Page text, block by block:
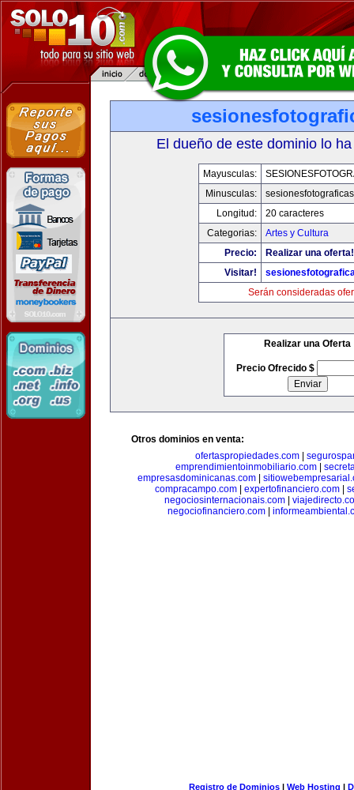
El dueño de este dominio lo
Mayusculas:
Minusculas:
Longitud:
20 caracteres
Categorias:
Artes y Cultura
Precio:
Realizar una oferta!
Visitar!
Serán consideradas
Realizar una Oferta
Precio Ofrecido $
Otros dominios en venta:
ofertaspropiedades.com|
emprendimientoinmobiliario.com|
empresasdominicanas.com|
compracampo.com| expertofinanciero.com|
negociosinternacionais.com
negociofinanciero.com
Registro de Dominios| Web Hosting |